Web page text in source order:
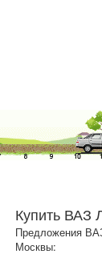
Купить ВАЗ
Предложения
Москвы: